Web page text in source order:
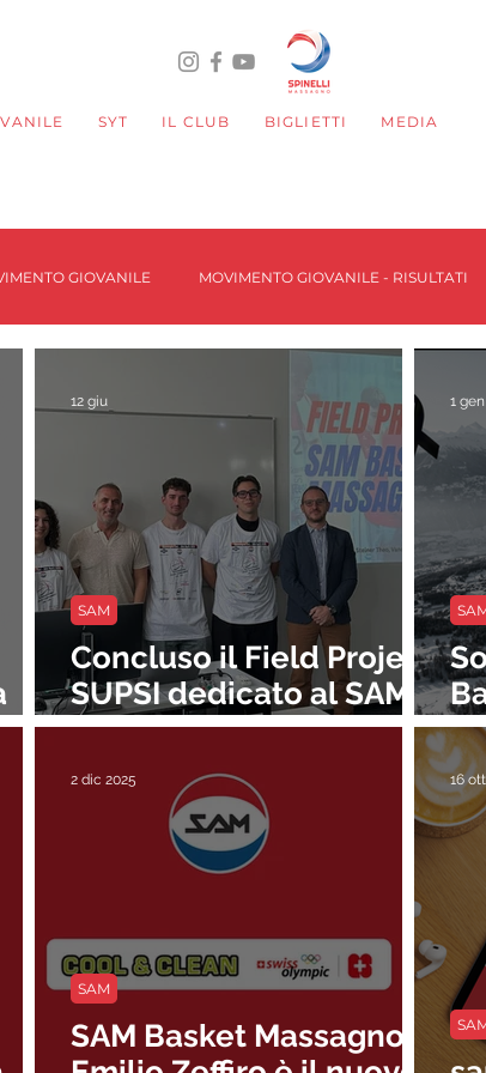
SYT IL CLUB BIGLIETTI MEDIA
GIOVANILE MOVIMENTO GIOVANILE - RISULTATI
Concluso il Field Project
SUPSI dedicato al SAM
Basket International
Youth Tournament
SAM
12 giu 1 gen
SAM Basket Massagno:
SAM
2 dic 2025 16